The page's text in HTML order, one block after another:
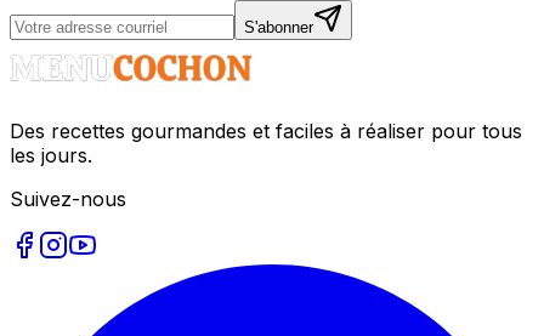
S'abonner
Des recettes gourmandes et faciles à réaliser pour tous
les jours.
Suivez-nous